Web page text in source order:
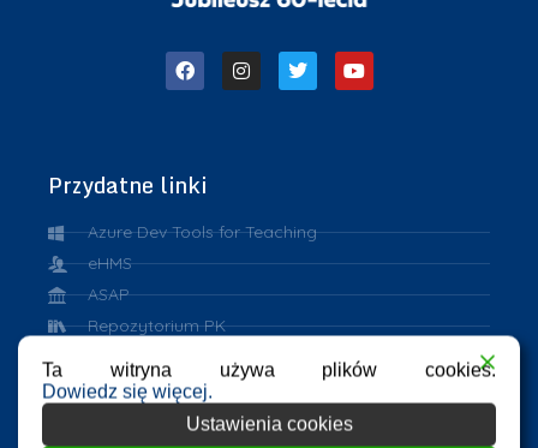
Przydatne linki
Azure Dev Tools for Teaching
eHMS
ASAP
Repozytorium PK
eduroam
Ta witryna używa plików cookies.
Dowiedz się więcej.
Ustawienia cookies